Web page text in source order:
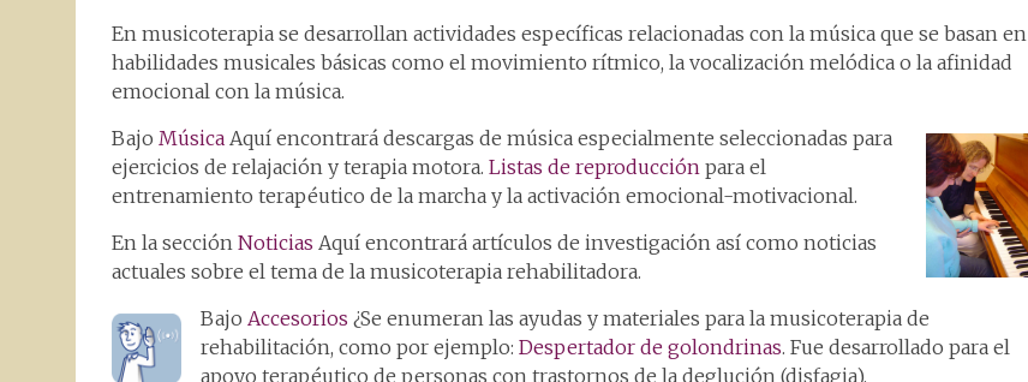
En musicoterapia se desarrollan actividades específicas relacionadas con la música que se basan en
habilidades musicales básicas como el movimiento rítmico, la vocalización melódica o la afinidad
emocional con la música.
Bajo Música Aquí encontrará descargas de música especialmente seleccionadas para
ejercicios de relajación y terapia motora. Listas de reproducción para el
entrenamiento terapéutico de la marcha y la activación emocional-motivacional.
En la sección Noticias Aquí encontrará artículos de investigación así como noticias
actuales sobre el tema de la musicoterapia rehabilitadora.
Bajo Accesorios ¿Se enumeran las ayudas y materiales para la musicoterapia de
rehabilitación, como por ejemplo: Despertador de golondrinas. Fue desarrollado para el
apoyo terapéutico de personas con trastornos de la deglución (disfagia).